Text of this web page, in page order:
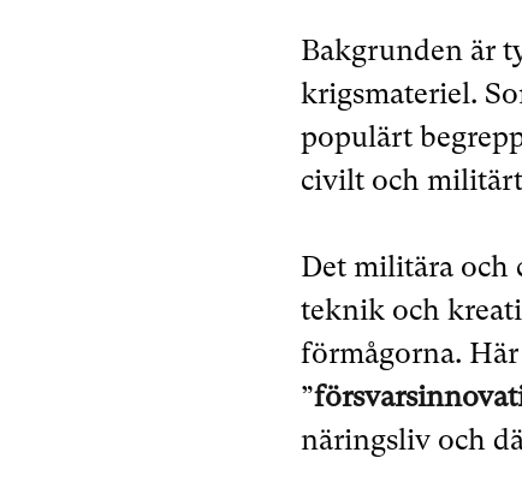
Bakgrunden är
krigsmateriel.
populärt
civilt och
Det militära och
teknik och
förmågorna.
”
näringsliv och